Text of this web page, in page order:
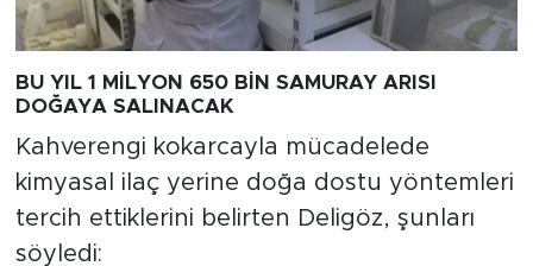
BU YIL 1 MİLYON 650 BİN SAMURAY ARISI
DOĞAYA SALINACAK
Kahverengi kokarcayla mücadelede
kimyasal ilaç yerine doğa dostu yöntemleri
tercih ettiklerini belirten Deligöz, şunları
söyledi: